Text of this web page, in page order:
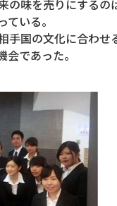
味を売りにする
いる。
国の文化に合わ
であった。